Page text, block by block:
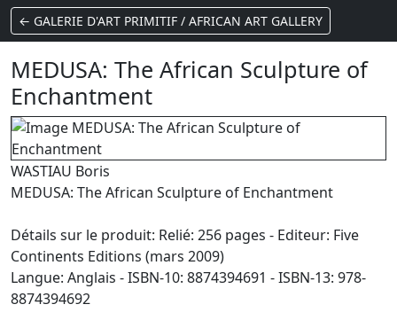
← GALERIE D'ART PRIMITIF / AFRICAN ART GALLERY
MEDUSA: The African Sculpture of
Enchantment
WASTIAU Boris
MEDUSA: The African Sculpture of Enchantment
Détails sur le produit: Relié: 256 pages - Editeur: Five
Continents Editions (mars 2009)
Langue: Anglais - ISBN-10: 8874394691 - ISBN-13: 978-
8874394692